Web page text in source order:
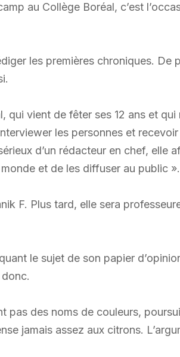
au Collège Boréal, c’est
les premières chroniques. De
qui vient de fêter ses 12 ans et
les personnes et
d’un rédacteur en chef, elle
et de les diffuser au public ».
F. Plus tard, elle sera
le sujet de son papier
pas des noms de couleurs,
jamais assez aux citrons.